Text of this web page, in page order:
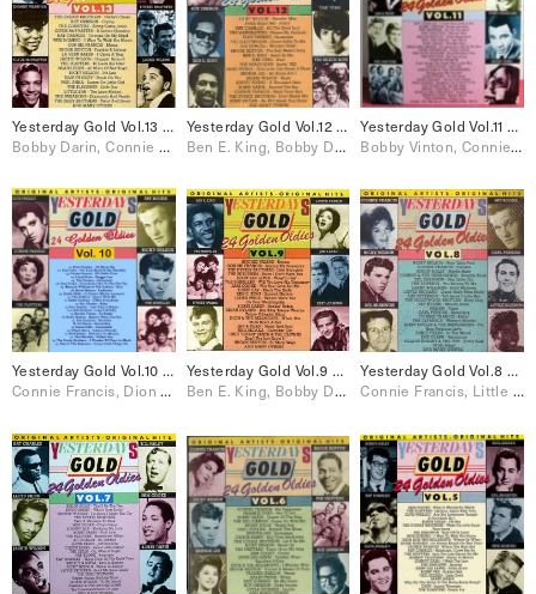
Yesterday Gold Vol.13 – 24 Golden Oldies
Bobby Darin, Connie Francis, Elvis Presley, Jackie Wilson, Paul Anka, Ray Charles, Ricky Nelson, Roy Orbison, The Everly Brothers, The Platters
Yesterday Gold Vol.12 – 24 Golden Oldies
Ben E. King, Bobby Darin, Brenda Lee, Connie Francis, Dion & The Belmonts, Elvis Presley, Jackie Wilson, Johnny Burnette, Paul Anka, Ray Charles, Ricky Nelson, Roy Orbison, The Everly Brothers, The Fleetwoods, The Four Seasons, The Shirelles
Yesterday Gold Vol.11 – 24 Golden Oldies
Bobby Vinton, Connie Francis, Dion, Elvis Presley, Neil Sedaka, Ray Charles, The Drifters, The Four Seasons, The Ronettes
Yesterday Gold Vol.10 – 24 Golden Oldies
Connie Francis, Dion & The Belmonts, Eddie Cochran, Elvis Presley, Little Richard, Neil Sedaka, Paul Anka, Ray Charles, Ricky Nelson, Sam Cooke, The Drifters, The Everly Brothers, The Platters, The Shirelles
Yesterday Gold Vol.9 – 24 Golden Oldies
Ben E. King, Bobby Darin, Connie Francis, Dion & The Belmonts, Jerry Lee Lewis, Neil Sedaka, Sam Cooke, The Everly Brothers, The Platters, The Shirelles, The Skyliners
Yesterday Gold Vol.8 – 24 Golden Oldies
Connie Francis, Little Richard, Ricky Nelson